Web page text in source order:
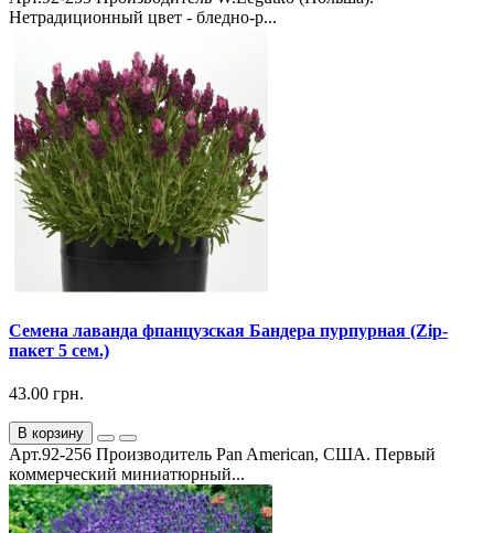
Нетрадиционный цвет - бледно-р...
Семена лаванда фпанцузская Бандера пурпурная (Zip-
пакет 5 сем.)
43.00 грн.
В корзину
Арт.92-256 Производитель Pan American, США. Первый
коммерческий миниатюрный...